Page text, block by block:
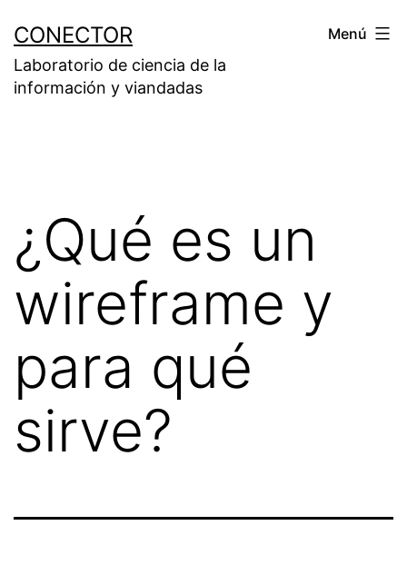
contenido
CONECTOR
Laboratorio de ciencia de la
información y viandadas
Menú
¿Qué es un
wireframe y
para qué
sirve?